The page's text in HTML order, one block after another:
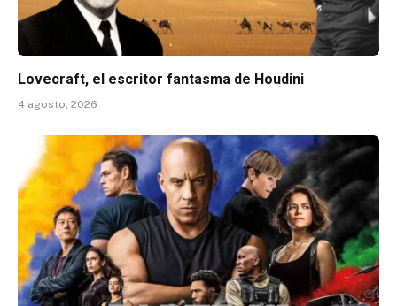
Lovecraft, el escritor fantasma de Houdini
4 agosto, 2026